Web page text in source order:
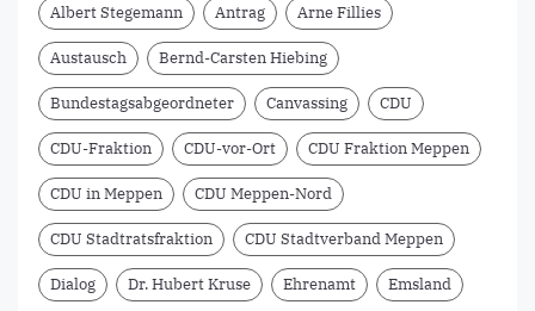
Albert Stegemann Antrag Arne Fillies
Austausch Bernd-Carsten Hiebing
Bundestagsabgeordneter Canvassing CDU
CDU-Fraktion CDU-vor-Ort CDU Fraktion Meppen
CDU in Meppen CDU Meppen-Nord
CDU Stadtratsfraktion CDU Stadtverband Meppen
Dialog Dr. Hubert Kruse Ehrenamt Emsland